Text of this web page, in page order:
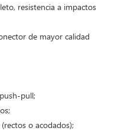
resistencia a impactos
de mayor calidad
pull;
o acodados);